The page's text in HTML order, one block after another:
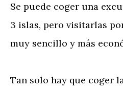
Se puede coger una
3 islas, pero visitarlas
muy sencillo y más
Tan solo hay que coger